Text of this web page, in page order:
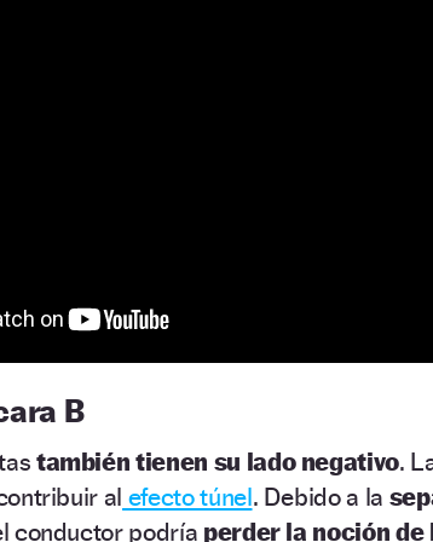
B
también tienen su lado negativo.
al efecto túnel. Debido a la
conductor podría perder la noción